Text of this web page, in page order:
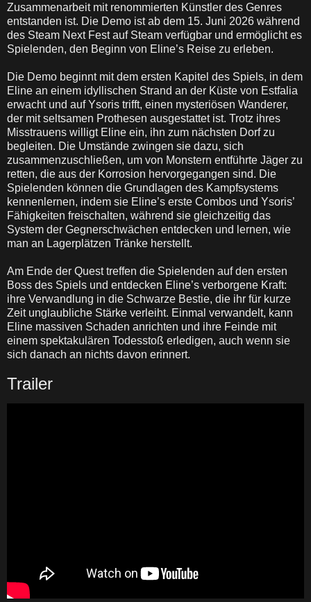
Zusammenarbeit mit renommierten Künstler des Genres
entstanden ist. Die Demo ist ab dem 15. Juni 2026 während
des Steam Next Fest auf Steam verfügbar und ermöglicht es
Spielenden, den Beginn von Eline’s Reise zu erleben.
Die Demo beginnt mit dem ersten Kapitel des Spiels, in dem
Eline an einem idyllischen Strand an der Küste von Estfalia
erwacht und auf Ysoris trifft, einen mysteriösen Wanderer,
der mit seltsamen Prothesen ausgestattet ist. Trotz ihres
Misstrauens willigt Eline ein, ihn zum nächsten Dorf zu
begleiten. Die Umstände zwingen sie dazu, sich
zusammenzuschließen, um von Monstern entführte Jäger zu
retten, die aus der Korrosion hervorgegangen sind. Die
Spielenden können die Grundlagen des Kampfsystems
kennenlernen, indem sie Eline’s erste Combos und Ysoris’
Fähigkeiten freischalten, während sie gleichzeitig das
System der Gegnerschwächen entdecken und lernen, wie
man an Lagerplätzen Tränke herstellt.
Am Ende der Quest treffen die Spielenden auf den ersten
Boss des Spiels und entdecken Eline’s verborgene Kraft:
ihre Verwandlung in die Schwarze Bestie, die ihr für kurze
Zeit unglaubliche Stärke verleiht. Einmal verwandelt, kann
Eline massiven Schaden anrichten und ihre Feinde mit
einem spektakulären Todesstoß erledigen, auch wenn sie
sich danach an nichts davon erinnert.
Trailer